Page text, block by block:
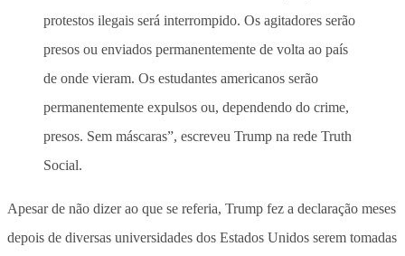
protestos ilegais será interrompido. Os agitadores serão
presos ou enviados permanentemente de volta ao país
de onde vieram. Os estudantes americanos serão
permanentemente expulsos ou, dependendo do crime,
presos. Sem máscaras”, escreveu Trump na rede Truth
Social.
Apesar de não dizer ao que se referia, Trump fez a declaração meses
depois de diversas universidades dos Estados Unidos serem tomadas